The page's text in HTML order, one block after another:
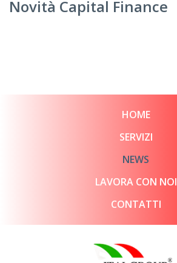
Novità Capital Finance
HOME
SERVIZI
NEWS
LAVORA CON NOI
CONTATTI